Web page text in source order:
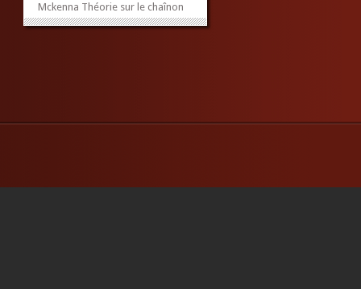
Mckenna Théorie sur le chaînon
manquant Il a étudié les